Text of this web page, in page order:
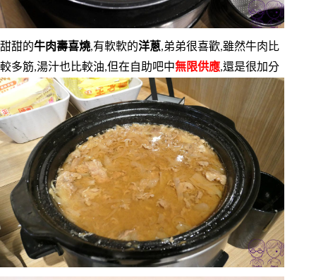
甜甜的牛肉壽喜燒,有軟軟的洋蔥,弟弟很喜歡,雖然牛肉比
較多筋,湯汁也比較油,但在自助吧中無限供應,還是很加分